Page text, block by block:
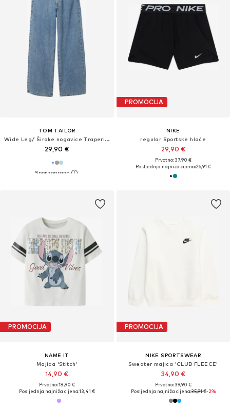
TOM TAILOR
Wide Leg/ Široke nogavice Traperice
29,90 €
PROMOCIJA
NIKE
regular Sportske hlače
29,90 €
Prvotno: 37,90 €
Posljednja najniža cijena:26,91 €
PROMOCIJA
NAME IT
Majica 'Stitch'
14,90 €
Prvotno: 18,90 €
Posljednja najniža cijena:13,41 €
PROMOCIJA
NIKE SPORTSWEAR
Sweater majica 'CLUB FLEECE'
34,90 €
Prvotno: 39,90 €
Posljednja najniža cijena:35,91 €-2%